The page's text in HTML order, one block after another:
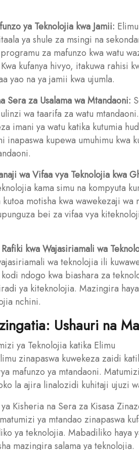
ya Teknolojia kwa Jamii:
ya shule za msingi na
za mafunzo kwa watu
kufanya hivyo, itakuwa rahisi
yao na ya jamii kwa ujumla.
Sera za Usalama wa Mtandaoni:
wa taarifa za watu
imani ya watu katika kutumia
inapaswa kupewa umuhimu kwa
wa Vifaa vya Teknolojia kwa
kama simu na kompyuta
motisha kwa wawekezaji wa
bei za vifaa vya
kwa Wajasiriamali wa
wa teknolojia ili
ndogo kwa biashara za
ya kiteknolojia. Mazingira
nchini.
Ushauri na
ya Teknolojia katika Elimu
zinapaswa kuwekeza zaidi
mafunzo ya mtandaoni.
la ajira linalozidi kuhitaji ujuzi
Kisheria na Sera za Kisasa
ya mtandao zinapaswa
ya teknolojia. Mabadiliko haya
mazingira salama ya teknolojia.